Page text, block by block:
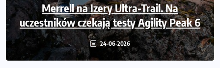
Merrell na Izery Ultra-Trail. Na
uczestników czekają testy Agility Peak 6
24-06-2026
pobiegnij po wsparcie dla osób z
niepełnosprawnością ruchową
14-06-2026